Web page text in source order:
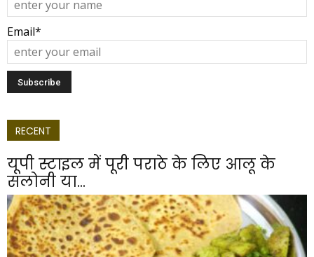
Email*
RECENT
यूपी स्टाइल में पूरी पराठे के लिए आलू के
सलोनी या...